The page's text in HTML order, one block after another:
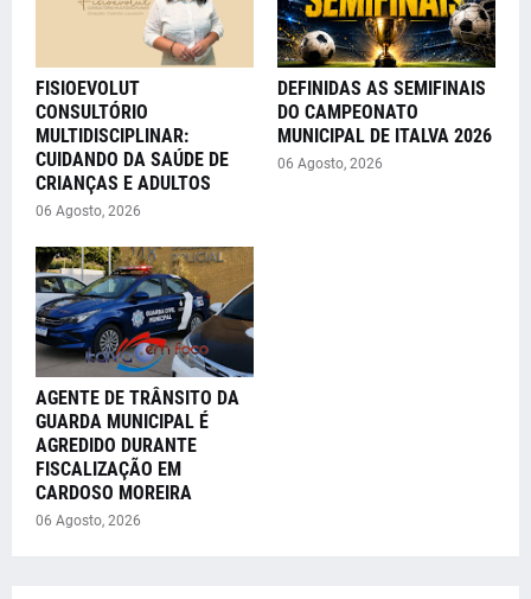
FISIOEVOLUT
CONSULTÓRIO
MULTIDISCIPLINAR:
CUIDANDO DA SAÚDE DE
CRIANÇAS E ADULTOS
06 Agosto, 2026
DEFINIDAS AS SEMIFINAIS
DO CAMPEONATO
MUNICIPAL DE ITALVA 2026
06 Agosto, 2026
AGENTE DE TRÂNSITO DA
GUARDA MUNICIPAL É
AGREDIDO DURANTE
FISCALIZAÇÃO EM
CARDOSO MOREIRA
06 Agosto, 2026